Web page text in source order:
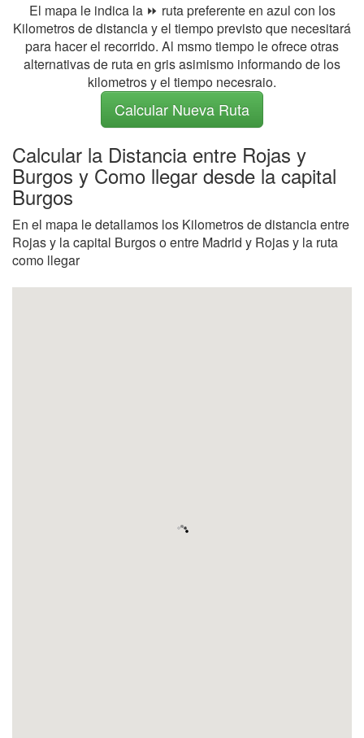
El mapa le indica la ⏩ ruta preferente en azul con los
Kilometros de distancia y el tiempo previsto que necesitará
para hacer el recorrido. Al msmo tiempo le ofrece otras
alternativas de ruta en gris asimismo informando de los
kilometros y el tiempo necesraio.
Calcular Nueva Ruta
Calcular la Distancia entre Rojas y
Burgos y Como llegar desde la capital
Burgos
En el mapa le detallamos los Kilometros de distancia entre
Rojas y la capital Burgos o entre Madrid y Rojas y la ruta
como llegar